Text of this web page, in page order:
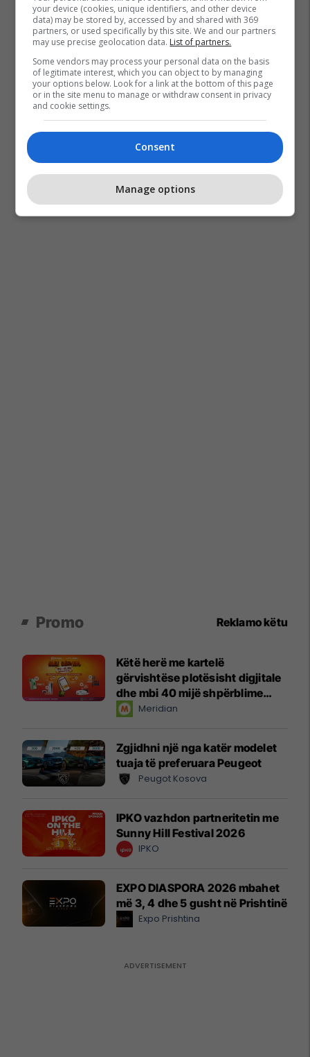
Sokol Haliti Austria Graz
Tragjedi
Sulm I Armatosur
Promo Reklamo këtu
Këtë herë me kartelë
gërvishtëse plotësisht digjitale
dhe mbi 40 mijë shpërblime
instant!Meridian
Zgjidhni një nga katër modelet
tuaja të preferuara Peugeot
Peugot Kosova
IPKO vazhdon partneritetin me
Sunny Hill Festival 2026
IPKO
EXPO DIASPORA 2026 mbahet
më 3, 4 dhe 5 gusht në Prishtinë
Expo Prishtina
your device (cookies, unique identifiers, and other device
data) may be stored by, accessed by and shared with 369
partners, or used specifically by this site. We and our partners
may use precise geolocation data. List of partners.
Some vendors may process your personal data on the basis
of legitimate interest, which you can object to by managing
your options below. Look for a link at the bottom of this page
or in the site menu to manage or withdraw consent in privacy
and cookie settings.
Consent
Manage options